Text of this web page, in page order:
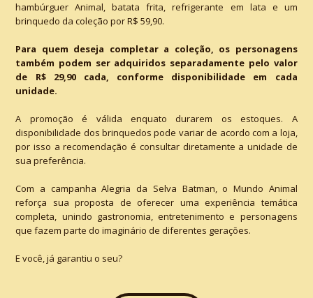
hambúrguer Animal, batata frita, refrigerante em lata e um
brinquedo da coleção por R$ 59,90.
Para quem deseja completar a coleção, os personagens
também podem ser adquiridos separadamente pelo valor
de R$ 29,90 cada, conforme disponibilidade em cada
unidade.
A promoção é válida enquato durarem os estoques. A
disponibilidade dos brinquedos pode variar de acordo com a loja,
por isso a recomendação é consultar diretamente a unidade de
sua preferência.
Com a campanha Alegria da Selva Batman, o Mundo Animal
reforça sua proposta de oferecer uma experiência temática
completa, unindo gastronomia, entretenimento e personagens
que fazem parte do imaginário de diferentes gerações.
E você, já garantiu o seu?